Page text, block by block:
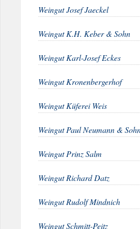
Weingut Josef Jaeckel
Weingut K.H. Keber & Sohn
Weingut Karl-Josef Eckes
Weingut Kronenbergerhof
Weingut Küferei Weis
Weingut Paul Neumann &
Weingut Prinz Salm
Weingut Richard Datz
Weingut Rudolf Mindnich
Weingut Schmitt-Peitz